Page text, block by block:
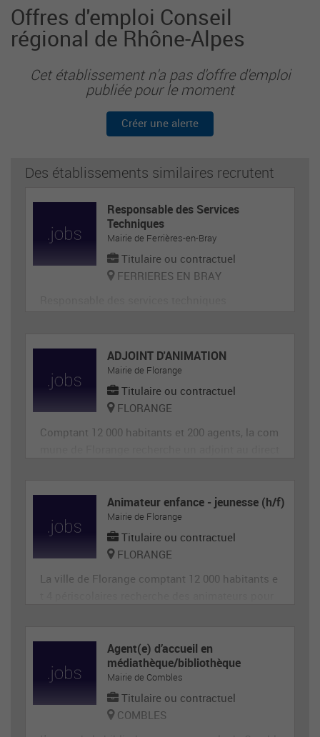
Offres d'emploi Conseil
régional de Rhône-Alpes
Cet établissement n'a pas d'offre d'emploi
publiée pour le moment
Créer une alerte
Des établissements similaires recrutent
Responsable des Services
Techniques
Mairie de Ferrières-en-Bray
Titulaire ou contractuel
FERRIERES EN BRAY
ADJOINT D'ANIMATION
Mairie de Florange
Titulaire ou contractuel
FLORANGE
Comptant 12 000 habitants et 200 agents, la com
en animation et de compétences administrative
s, ainsi qu'en gestion d’équipe et en communica
tion (poste de 28h
Animateur enfance - jeunesse (h/f)
Mairie de Florange
Titulaire ou contractuel
FLORANGE
La ville de Florange comptant 12 000 habitants e
t de la sécurité morale, physique et affective des
enfants. Il est responsable du groupe d'enfants
et
Agent(e) d’accueil en
médiathèque/bibliothèque
Mairie de Combles
Titulaire ou contractuel
COMBLES